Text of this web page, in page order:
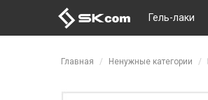
Гель-лаки
Главная Ненужные категории